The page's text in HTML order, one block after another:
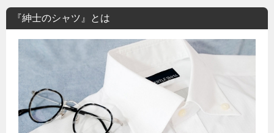
『紳士のシャツ』とは